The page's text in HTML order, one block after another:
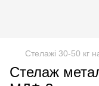
Стелажі 30-50 кг
Стелаж